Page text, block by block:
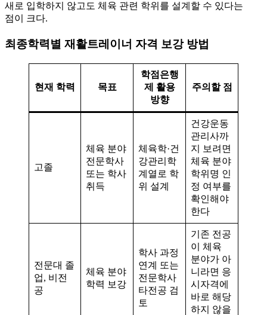
새로 입학하지 않고도 체육 관련 학위를 설계할 수 있다는
점이 크다.
최종학력별 재활트레이너 자격 보강 방법
현재 학력 목표
학점은행
제 활용
방향
주의할 점
고졸
체육 분야
전문학사
또는 학사
취득
체육학·건
강관리학
계열로 학
위 설계
건강운동
관리사까
지 보려면
체육 분야
학위명 인
정 여부를
확인해야
한다
전문대 졸
업, 비전
공
체육 분야
학력 보강
학사 과정
연계 또는
전문학사
타전공 검
토
기존 전공
이 체육
분야가 아
니라면 응
시자격에
바로 해당
하지 않을